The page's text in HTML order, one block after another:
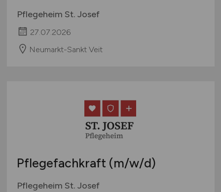
Pflegeheim St. Josef
27.07.2026
Neumarkt-Sankt Veit
Pflegefachkraft (m/w/d)
Pflegeheim St. Josef